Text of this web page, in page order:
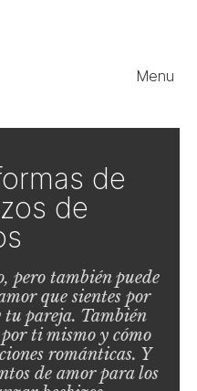
Menu
de
de
pero también puede
que sientes por
pareja. También
ti mismo y cómo
románticas. Y
de amor para los